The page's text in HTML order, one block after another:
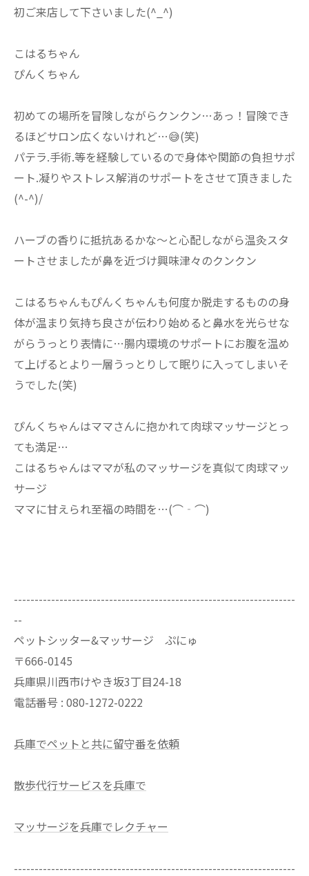
初ご来店して下さいました(^_^)
こはるちゃん
ぴんくちゃん
初めての場所を冒険しながらクンクン…あっ！冒険でき
るほどサロン広くないけれど…😅(笑)
パテラ.手術.等を経験しているので身体や関節の負担サポ
ート.凝りやストレス解消のサポートをさせて頂きました
(^-^)/
ハーブの香りに抵抗あるかな～と心配しながら温灸スタ
ートさせましたが鼻を近づけ興味津々のクンクン
こはるちゃんもぴんくちゃんも何度か脱走するものの身
体が温まり気持ち良さが伝わり始めると鼻水を光らせな
がらうっとり表情に…腸内環境のサポートにお腹を温め
て上げるとより一層うっとりして眠りに入ってしまいそ
うでした(笑)
ぴんくちゃんはママさんに抱かれて肉球マッサージとっ
ても満足…
こはるちゃんはママが私のマッサージを真似て肉球マッ
サージ
ママに甘えられ至福の時間を…(⌒‐⌒)
--------------------------------------------------------------------
--
ペットシッター&マッサージ ぷにゅ
〒666-0145
兵庫県川西市けやき坂3丁目24-18
電話番号 : 080-1272-0222
兵庫でペットと共に留守番を依頼
散歩代行サービスを兵庫で
マッサージを兵庫でレクチャー
--------------------------------------------------------------------